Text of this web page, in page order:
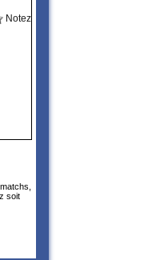
Notez
soit